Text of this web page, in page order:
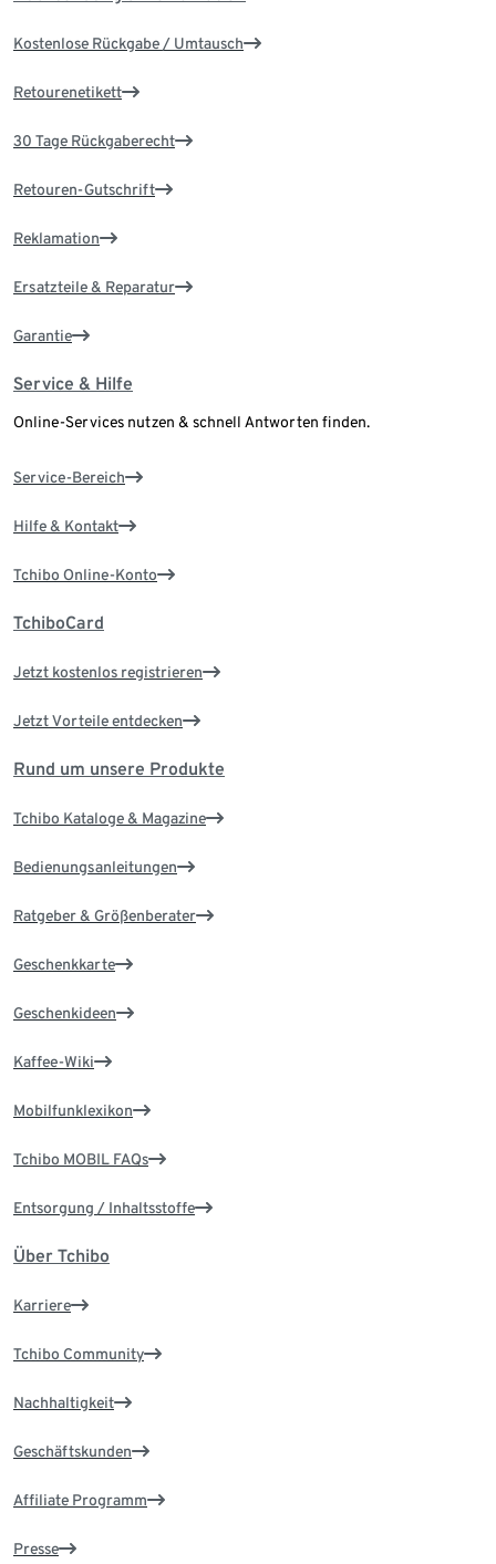
Kostenlose Rückgabe / Umtausch
Retourenetikett
30 Tage Rückgaberecht
Retouren-Gutschrift
Reklamation
Ersatzteile & Reparatur
Garantie
Service & Hilfe
Online-Services nutzen & schnell Antworten finden.
Service-Bereich
Hilfe & Kontakt
Tchibo Online-Konto
TchiboCard
Jetzt kostenlos registrieren
Jetzt Vorteile entdecken
Rund um unsere Produkte
Tchibo Kataloge & Magazine
Bedienungsanleitungen
Ratgeber & Größenberater
Geschenkkarte
Geschenkideen
Kaffee-Wiki
Mobilfunklexikon
Tchibo MOBIL FAQs
Entsorgung / Inhaltsstoffe
Über Tchibo
Karriere
Tchibo Community
Nachhaltigkeit
Geschäftskunden
Affiliate Programm
Presse